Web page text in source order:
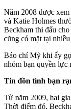
Năm 2008 được
và Katie Holmes
Beckham thi đấu
cũng có mặt tại
Báo chí Mỹ khi ấy
nhóm bạn quyền lực
Tin đồn tình bạn
Từ năm 2009, hai
Thời điểm đó,